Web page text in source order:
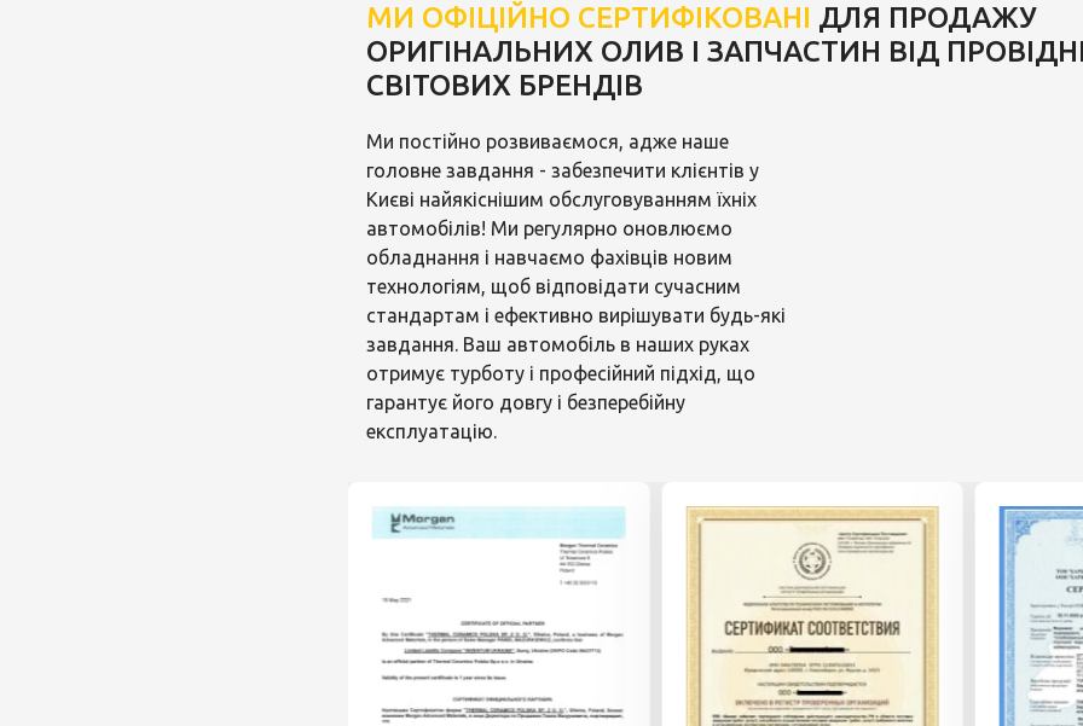
МИ ОФІЦІЙНО СЕРТИФІКОВАНІ ДЛЯ ПРОДАЖУ
ОРИГІНАЛЬНИХ ОЛИВ І ЗАПЧАСТИН ВІД
СВІТОВИХ БРЕНДІВ
Ми постійно розвиваємося, адже наше
головне завдання - забезпечити клієнтів у
Києві найякіснішим обслуговуванням їхніх
автомобілів! Ми регулярно оновлюємо
обладнання і навчаємо фахівців новим
технологіям, щоб відповідати сучасним
стандартам і ефективно вирішувати будь-які
завдання. Ваш автомобіль в наших руках
отримує турботу і професійний підхід, що
гарантує його довгу і безперебійну
експлуатацію.